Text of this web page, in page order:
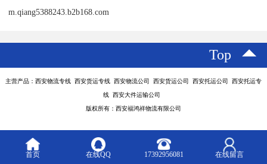
m.qiang5388243.b2b168.com
Top
主营产品：西安物流专线 西安货运专线 西安物流公司 西安货运公司 西安托运公司 西安托运专
线 西安大件运输公司
版权所有：西安福鸿祥物流有限公司
首页 在线QQ 17392956081 在线留言